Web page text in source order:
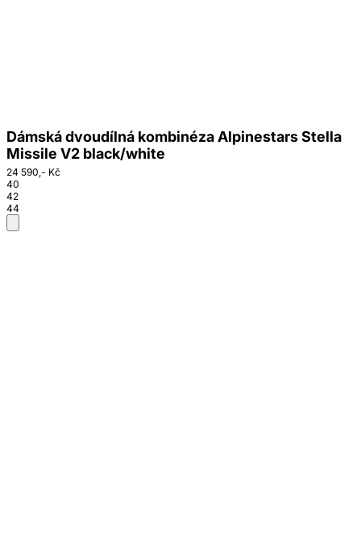
Dámská dvoudílná kombinéza Alpinestars Stella
Missile V2 black/white
24 590,- Kč
40
42
44